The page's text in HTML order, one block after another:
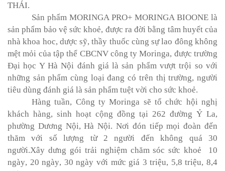
THÁI.
Sản phẩm MORINGA PRO+ MORINGA BIOONE là
sản phẩm bảo vệ sức khoẻ, được ra đời bằng tâm huyết của
nhà khoa hoc, dược sỹ, thầy thuốc cùng sự lao đông không
mệt mỏi của tập thể CBCNV công ty Moringa, được trường
Đại học Y Hà Nội đánh giá là sản phẩm vượt trội so với
những sản phẩm cùng loại đang có trên thị trường, người
tiêu dùng đánh giá là sản phẩm tuệt vời cho sức khoẻ.
Hàng tuần, Công ty Moringa sẽ tổ chức hội nghị
khách hàng, sinh hoạt cộng đồng tại 262 đường Ỷ La,
phường Dương Nội, Hà Nội. Nơi đón tiếp mọi đoàn đến
thăm với số lượng từ2 người đếnkhông quá30
người.Xây dưng gói trải nghiệm chăm sóc sức khoẻ
10
ngày, 20 ngày, 30 ngày với mức giá 3 triệu, 5,8 triệu, 8,4